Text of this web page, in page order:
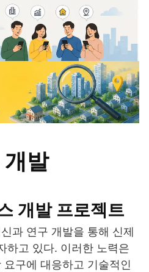
개발
개발 프로젝트
과 연구 개발을 통해 신제
하고 있다. 이러한 노력은
구에 대응하고 기술적인